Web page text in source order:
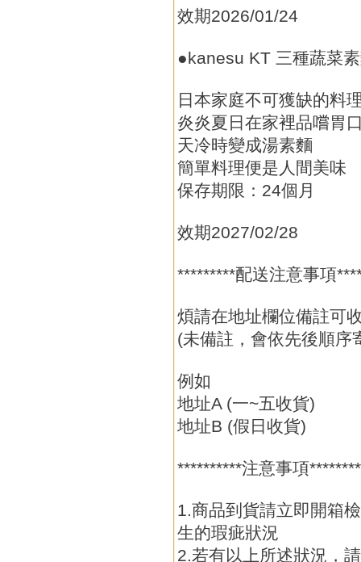
效期2026/01/24
●kanesu KT 三種蔬菜
日本家庭不可獲缺的料
炎炎夏日在家裡品嚐胃
天冷時變成湯素麵
簡單料理便是人間美味
保存期限：24個月
效期2027/02/28
*********配送注意事項
煩請在地址欄位備註可
(未備註，會依先後順序
例如
地址A (一~五收貨)
地址B (假日收貨)
**********注意事項
1.商品到貨請立即開箱
生的瑕疵狀況
2.若有以上所述狀況，